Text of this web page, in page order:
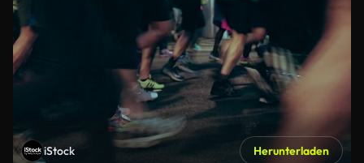
iStock Herunterladen